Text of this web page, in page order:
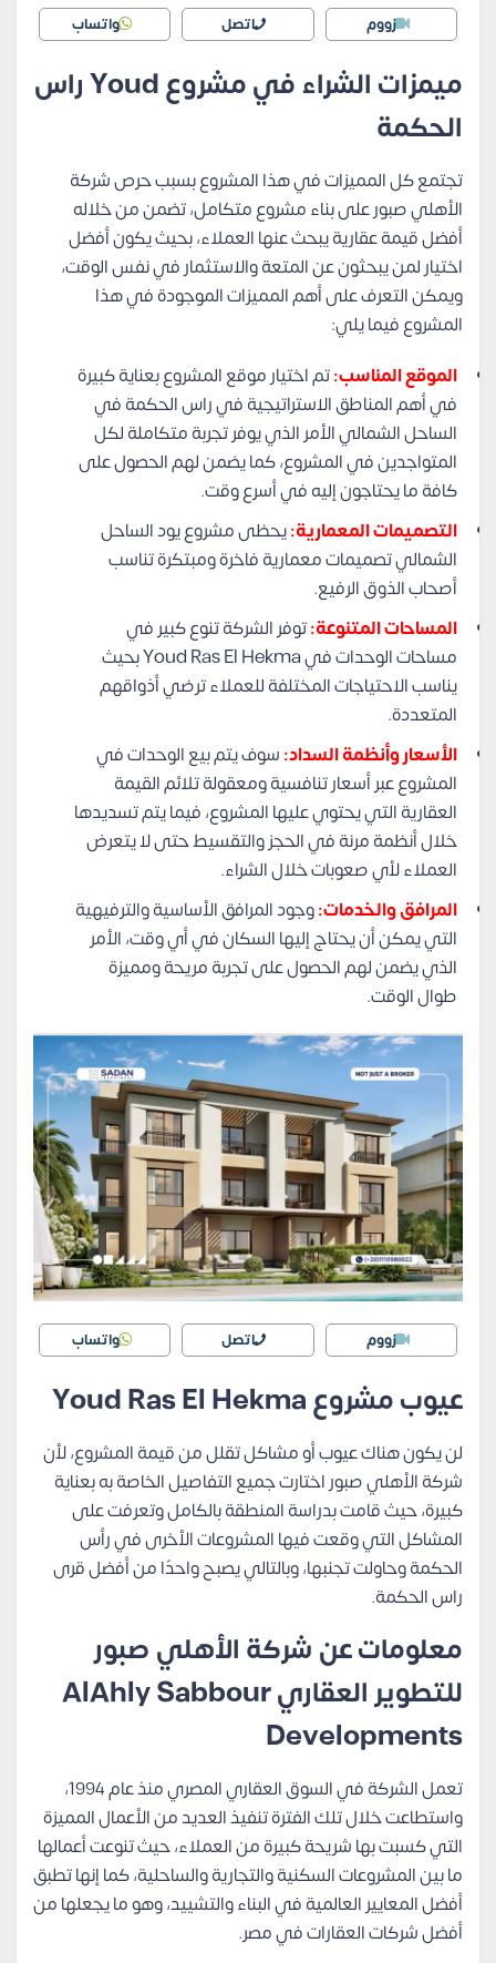
زووم اتصل واتساب
ميمزات الشراء في مشروع Youd راس
الحكمة
تجتمع كل المميزات في هذا المشروع بسبب حرص شركة
الأهلي صبور على بناء مشروع متكامل، تضمن من خلاله
أفضل قيمة عقارية يبحث عنها العملاء، بحيث يكون أفضل
اختيار لمن يبحثون عن المتعة والاستثمار في نفس الوقت،
ويمكن التعرف على أهم المميزات الموجودة في هذا
المشروع فيما يلي:
الموقع المناسب:تم اختيار موقع المشروع بعناية كبيرة
في أهم المناطق الاستراتيجية في راس الحكمة في
الساحل الشمالي الأمر الذي يوفر تجربة متكاملة لكل
المتواجدين في المشروع، كما يضمن لهم الحصول على
كافة ما يحتاجون إليه في أسرع وقت.
التصميمات المعمارية:يحظى مشروع يود الساحل
الشمالي تصميمات معمارية فاخرة ومبتكرة تناسب
أصحاب الذوق الرفيع.
المساحات المتنوعة:توفر الشركة تنوع كبير في
مساحات الوحدات في Youd Ras El Hekma بحيث
يناسب الاحتياجات المختلفة للعملاء ترضي أذواقهم
المتعددة.
الأسعار وأنظمة السداد:سوف يتم بيع الوحدات في
المشروع عبر أسعار تنافسية ومعقولة تلائم القيمة
العقارية التي يحتوي عليها المشروع، فيما يتم تسديدها
خلال أنظمة مرنة في الحجز والتقسيط حتى لا يتعرض
العملاء لأي صعوبات خلال الشراء.
المرافق والخدمات:وجود المرافق الأساسية والترفيهية
التي يمكن أن يحتاج إليها السكان في أي وقت، الأمر
الذي يضمن لهم الحصول على تجربة مريحة ومميزة
طوال الوقت.
زووم اتصل واتساب
عيوب مشروع Youd Ras El Hekma
لن يكون هناك عيوب أو مشاكل تقلل من قيمة المشروع، لأن
شركة الأهلي صبور اختارت جميع التفاصيل الخاصة به بعناية
كبيرة، حيث قامت بدراسة المنطقة بالكامل وتعرفت على
المشاكل التي وقعت فيها المشروعات الأخرى في رأس
الحكمة وحاولت تجنبها، وبالتالي يصبح واحدًا من أفضل قرى
راس الحكمة.
معلومات عن شركة الأهلي صبور
للتطوير العقاري AlAhly Sabbour
Developments
تعمل الشركة في السوق العقاري المصري منذ عام 1994،
واستطاعت خلال تلك الفترة تنفيذ العديد من الأعمال المميزة
التي كسبت بها شريحة كبيرة من العملاء، حيث تنوعت أعمالها
ما بين المشروعات السكنية والتجارية والساحلية، كما إنها تطبق
أفضل المعايير العالمية في البناء والتشييد، وهو ما يجعلها من
أفضل شركات العقارات في مصر.